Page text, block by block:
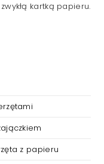
kartką papieru.
z papieru